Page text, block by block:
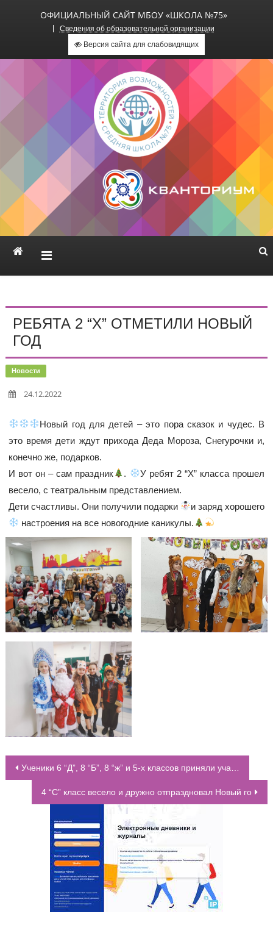
ОФИЦИАЛЬНЫЙ САЙТ МБОУ «ШКОЛА №75»
Сведения об образовательной организации
Версия сайта для слабовидящих
Официальный сайт МБОУ
«Школа №75»
РЕБЯТА 2 “Х” ОТМЕТИЛИ НОВЫЙ
ГОД
Новости
24.12.2022
Новый год для детей – это пора сказок и чудес. В
это время дети ждут прихода Деда Мороза, Снегурочки и,
конечно же, подарков.
И вот он – сам праздник
.
У ребят 2 “Х” класса прошел
весело, с театральным представлением.
Дети счастливы. Они получили подарки
и заряд хорошего
настроения на все новогодние каникулы.
НАВИГАЦИЯ ПО ЗАПИСЯМ
Ученики 6 “Д”, 8 “Б”, 8 “ж” и 5-х классов приняли участие в благотворительной акции фонда “Старость в радость”
4 “С” класс весело и дружно отпраздновал Новый го